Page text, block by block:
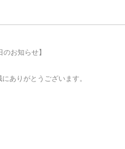
お知らせ】
ありがとうございます。